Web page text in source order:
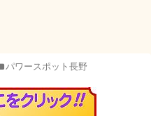
パワースポット長野